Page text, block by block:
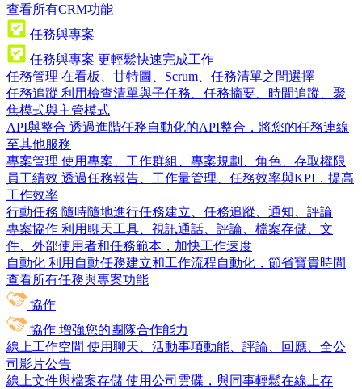
查看所有CRM功能
任務與專案
任務與專案 更輕鬆快速完成工作
任務管理 在看板、甘特圖、Scrum、任務清單之間選擇
任務追蹤 利用檢查清單與子任務、任務摘要、時間追蹤、聚
焦模式與主管模式
API與整合 透過進階任務自動化的API整合，將您的任務連線
至其他服務
專案管理 使用專案、工作群組、專案規劃、角色、存取權限
員工績效 透過任務報告、工作量管理、任務效率與KPI，提高
工作效率
行動任務 隨時隨地進行任務建立、任務追蹤、通知、評論
專案協作 利用聊天工具、視訊通話、評論、檔案存儲、文
件、外部使用者和任務範本，加快工作速度
自動化 利用自動任務建立和工作流程自動化，節省寶貴時間
查看所有任務與專案功能
協作
協作 增強您的團隊合作能力
線上工作空間 使用聊天、活動事項動能、評論、回應、全公
司影片公告
線上文件與檔案存儲 使用公司雲碟，與同事輕鬆在線上存